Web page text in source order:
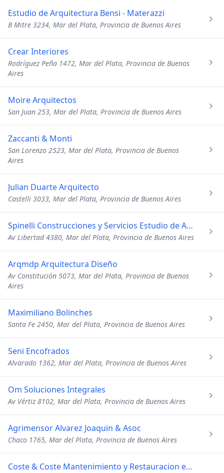
Estudio de Arquitectura Bensi - Materazzi
B Mitre 3234, Mar del Plata, Provincia de Buenos Aires
Crear Interiores
Rodríguez Peña 1472, Mar del Plata, Provincia de Buenos
Aires
Moire Arquitectos
San Juan 253, Mar del Plata, Provincia de Buenos Aires
Zaccanti & Monti
San Lorenzo 2523, Mar del Plata, Provincia de Buenos
Aires
Julian Duarte Arquitecto
Castelli 3033, Mar del Plata, Provincia de Buenos Aires
Spinelli Construcciones y Servicios Estudio de Arquitectura
Av Libertad 4380, Mar del Plata, Provincia de Buenos Aires
Arqmdp Arquitectura Diseño
Av Constitución 5073, Mar del Plata, Provincia de Buenos
Aires
Maximiliano Bolinches
Santa Fe 2450, Mar del Plata, Provincia de Buenos Aires
Seni Encofrados
Alvarado 1362, Mar del Plata, Provincia de Buenos Aires
Om Soluciones Integrales
Av Vértiz 8102, Mar del Plata, Provincia de Buenos Aires
Agrimensor Alvarez Joaquin & Asoc
Chaco 1765, Mar del Plata, Provincia de Buenos Aires
Coste & Coste Mantenimiento y Restauracion en Altura